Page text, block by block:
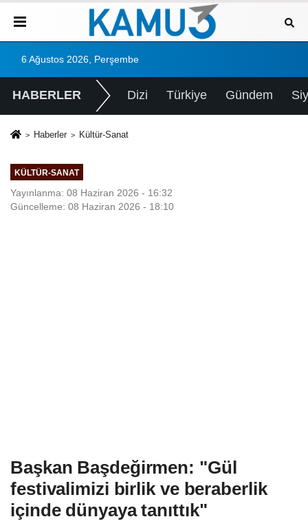
6 Ağustos 2026, Perşembe
HABERLER Dizi Türkiye Gündem
Haberler Kültür-Sanat
KÜLTÜR-SANAT
Yayınlanma: 08 Haziran 2026 - 16:32
Güncelleme: 08 Haziran 2026 - 18:10
Başkan Başdeğirmen: "Gül
festivalimizi birlik ve beraberlik
içinde dünyaya tanıttık"